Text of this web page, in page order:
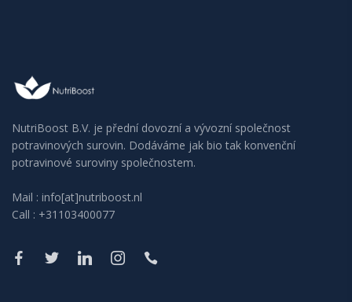
NutriBoost B.V. je přední dovozní a vývozní společnost
potravinových surovin. Dodáváme jak bio tak konvenční
potravinové suroviny společnostem.
Mail : info[at]nutriboost.nl
Call : +31103400077